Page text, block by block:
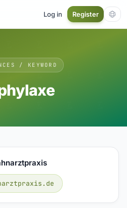
Log in Register
/ KEYWORD